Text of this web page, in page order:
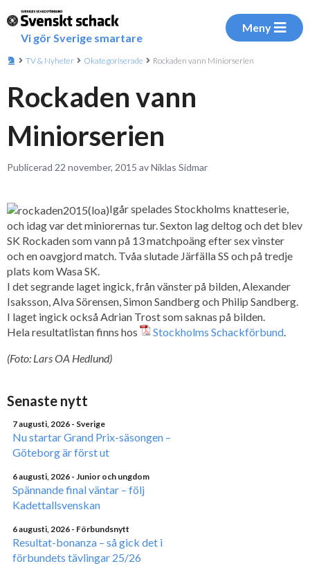
Vi gör Sverige smartare
Meny
TV & Nyheter Okategoriserade Rockaden vann Miniorserien
Rockaden vann
Miniorserien
Publicerad 22 november, 2015 av Niklas Sidmar
Igår spelades Stockholms knatteserie,
och idag var det miniorernas tur. Sexton lag deltog och det blev
SK Rockaden som vann på 13 matchpoäng efter sex vinster
och en oavgjord match. Tvåa slutade Järfälla SS och på tredje
plats kom Wasa SK.
I det segrande laget ingick, från vänster på bilden, Alexander
Isaksson, Alva Sörensen, Simon Sandberg och Philip Sandberg.
I laget ingick också Adrian Trost som saknas på bilden.
Hela resultatlistan finns hos
Stockholms Schackförbund.
(Foto: Lars OA Hedlund)
Senaste nytt
7 augusti, 2026 - Sverige
Nu startar Grand Prix-säsongen –
Göteborg är först ut
6 augusti, 2026 - Junior och ungdom
Spännande final väntar – följ
Kadettallsvenskan
6 augusti, 2026 - Förbundsnytt
Resultat-bonanza – så gick det i
förbundets tävlingar 25/26